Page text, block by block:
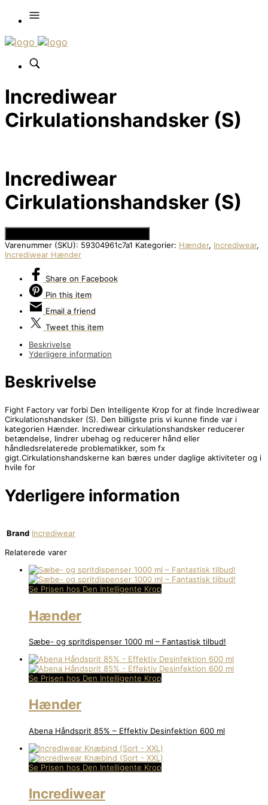
Incrediwear
Cirkulationshandsker (S)
Incrediwear
Cirkulationshandsker (S)
Varenummer (SKU): 59304961c7a1 Kategorier: Hænder, Incrediwear,
Incrediwear Hænder
Share on Facebook
Pin this item
Email a friend
Tweet this item
Beskrivelse
Yderligere information
Beskrivelse
Fight Factory var forbi Den Intelligente Krop for at finde Incrediwear
Cirkulationshandsker (S). Den billigste pris vi kunne finde var i
kategorien Hænder. Incrediwear cirkulationshandsker reducerer
betændelse, lindrer ubehag og reducerer hånd eller
håndledsrelaterede problematikker, som fx
gigt.Cirkulationshandskerne kan bæres under daglige aktiviteter og i
hvile for
Yderligere information
Brand Incrediwear
Relaterede varer
Se Prisen hos Den Intelligente Krop
Hænder
Sæbe- og spritdispenser 1000 ml – Fantastisk tilbud!
Se Prisen hos Den Intelligente Krop
Hænder
Abena Håndsprit 85% – Effektiv Desinfektion 600 ml
Se Prisen hos Den Intelligente Krop
Incrediwear